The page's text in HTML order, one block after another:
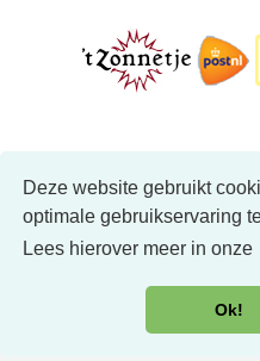
Deze website gebruikt
optimale gebruikservaring
Lees hierover meer in onze
Ok!
Copyright ©